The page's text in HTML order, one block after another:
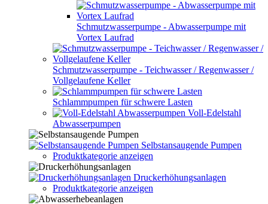
Schmutzwasserpumpe - Abwasserpumpe mit
Vortex Laufrad
Schmutzwasserpumpe - Teichwasser / Regenwasser /
Vollgelaufene Keller
Schlammpumpen für schwere Lasten
Voll-Edelstahl
Abwasserpumpen
Selbstansaugende Pumpen
Produktkategorie anzeigen
Druckerhöhungsanlagen
Produktkategorie anzeigen